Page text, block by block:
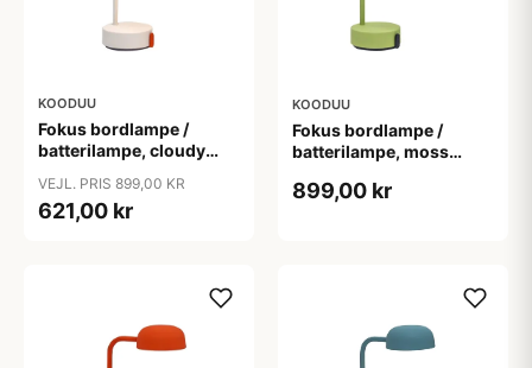
KOODUU
Fokus bordlampe /
batterilampe, cloudy
VEJL. PRIS 899,00 KR
621,00 kr
KOODUU
Fokus bordlampe /
batterilampe, moss
899,00 kr